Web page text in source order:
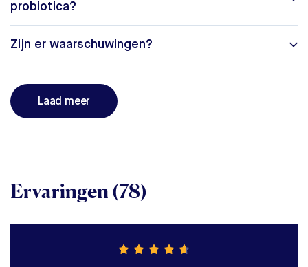
probiotica?
Zijn er waarschuwingen?
Laad meer
Ervaringen (78)